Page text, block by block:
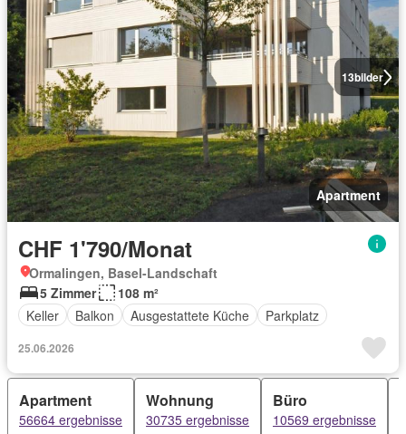
13bilder
Apartment
CHF 1'790/Monat
Ormalingen, Basel-Landschaft
5 Zimmer
108 m²
Keller
Balkon Ausgestattete Küche Parkplatz
25.06.2026
Apartment
56664 ergebnisse
Wohnung
30735 ergebnisse
Büro
10569 ergebnisse